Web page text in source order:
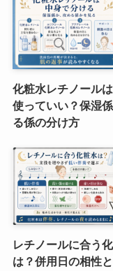
化粧水レチノール
使っていい？保湿
る係の分け方
レチノールに合う
は？併用日の相性